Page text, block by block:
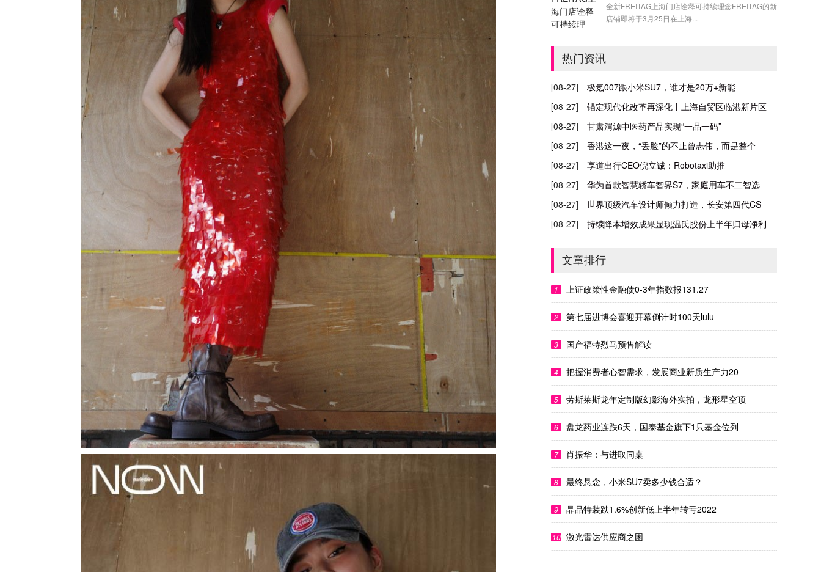
全新FREITAG上海门店诠释可持续理念FREITAG的新
店铺即将于3月25日在上海...
热门资讯
[08-27]
极氪007跟小米SU7，谁才是20万+新能
[08-27]
锚定现代化改革再深化丨上海自贸区临港新片区
[08-27]
甘肃渭源中医药产品实现“一品一码”
[08-27]
香港这一夜，“丢脸”的不止曾志伟，而是整个
[08-27]
享道出行CEO倪立诚：Robotaxi助推
[08-27]
华为首款智慧轿车智界S7，家庭用车不二智选
[08-27]
世界顶级汽车设计师倾力打造，长安第四代CS
[08-27]
持续降本增效成果显现温氏股份上半年归母净利
[08-27] 讴歌推出ADX定位紧凑级SUV将与HR-V
文章排行
1 上证政策性金融债0-3年指数报131.27
2 第七届进博会喜迎开幕倒计时100天lulu
3 国产福特烈马预售解读
4 把握消费者心智需求，发展商业新质生产力20
5 劳斯莱斯龙年定制版幻影海外实拍，龙形星空顶
6 盘龙药业连跌6天，国泰基金旗下1只基金位列
7 肖振华：与进取同桌
8 最终悬念，小米SU7卖多少钱合适？
9 晶品特装跌1.6%创新低上半年转亏2022
10 激光雷达供应商之困